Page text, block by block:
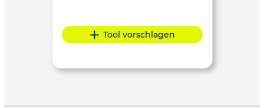
Tool vorschlagen